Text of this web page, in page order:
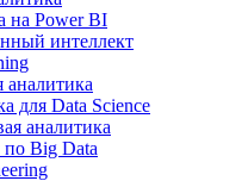
на Power BI
интеллект
аналитика
для Data Science
аналитика
Big Data